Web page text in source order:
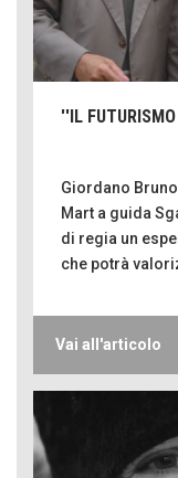
''IL
Giordano
Mart a guida
di regia un
che potrà
Vai all'articolo